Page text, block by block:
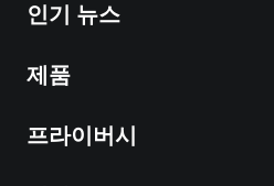
인기 뉴스
Mac에서 시스템 데이터 삭제
Mac에서 앱 삭제
제품
BuhoCleaner
프라이버시